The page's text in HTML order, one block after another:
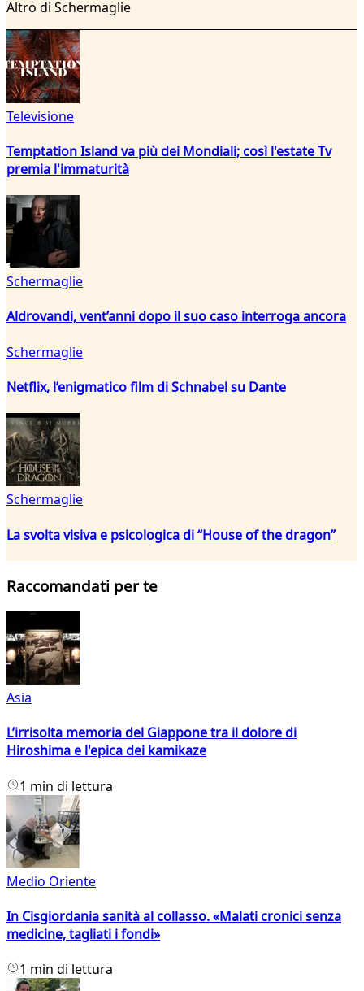
Altro di Schermaglie
Televisione
Temptation Island va più dei Mondiali; così l'estate Tv
premia l'immaturità
Schermaglie
Aldrovandi, vent’anni dopo il suo caso interroga ancora
Schermaglie
Netflix, l’enigmatico film di Schnabel su Dante
Schermaglie
La svolta visiva e psicologica di “House of the dragon”
Raccomandati per te
Asia
L’irrisolta memoria del Giappone tra il dolore di
Hiroshima e l'epica dei kamikaze
1 min di lettura
Medio Oriente
In Cisgiordania sanità al collasso. «Malati cronici senza
medicine, tagliati i fondi»
1 min di lettura